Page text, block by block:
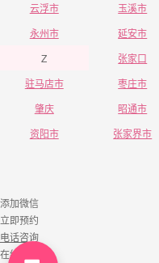
云浮市
玉溪市
永州市
延安市
Z
张家口
驻马店市
枣庄市
肇庆
昭通市
资阳市
张家界市
添加微信
立即预约
电话咨询
在线咨询